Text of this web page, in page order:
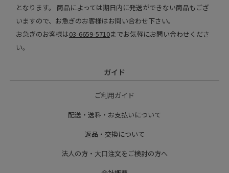
となります。 商品によっては期日内に発送ができない商品もござ
いますので、お急ぎのお客様はお問い合わせ下さい。
お急ぎのお客様は03-6659-5710までお気軽にお問い合わせくださ
い。
ガイド
ご利用ガイド
配送・送料・お支払いについて
返品・交換について
法人の方・大口注文をご検討の方へ